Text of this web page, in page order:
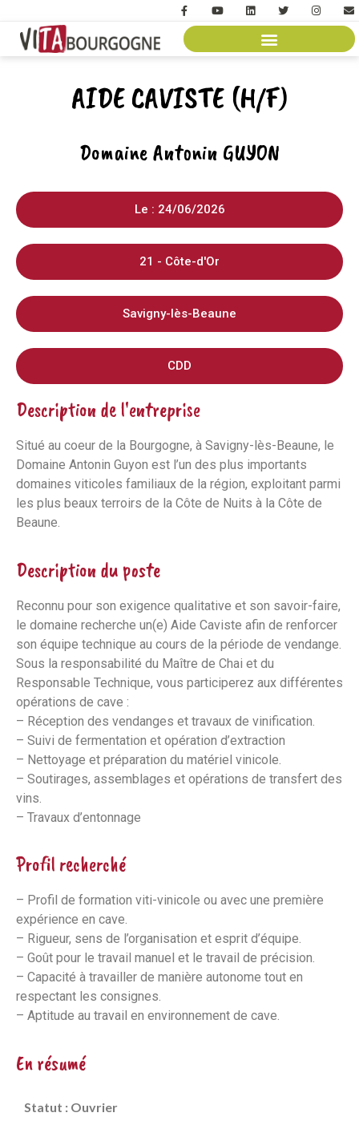
AIDE CAVISTE (H/F)
Domaine Antonin GUYON
Le : 24/06/2026
21 - Côte-d'Or
Savigny-lès-Beaune
CDD
Description de l'entreprise
Situé au coeur de la Bourgogne, à Savigny-lès-Beaune, le
Domaine Antonin Guyon est l’un des plus importants
domaines viticoles familiaux de la région, exploitant parmi
les plus beaux terroirs de la Côte de Nuits à la Côte de
Beaune.
Description du poste
Reconnu pour son exigence qualitative et son savoir-faire,
le domaine recherche un(e) Aide Caviste afin de renforcer
son équipe technique au cours de la période de vendange.
Sous la responsabilité du Maître de Chai et du
Responsable Technique, vous participerez aux différentes
opérations de cave :
– Réception des vendanges et travaux de vinification.
– Suivi de fermentation et opération d’extraction
– Nettoyage et préparation du matériel vinicole.
– Soutirages, assemblages et opérations de transfert des
vins.
– Travaux d’entonnage
Profil recherché
– Profil de formation viti-vinicole ou avec une première
expérience en cave.
– Rigueur, sens de l’organisation et esprit d’équipe.
– Goût pour le travail manuel et le travail de précision.
– Capacité à travailler de manière autonome tout en
respectant les consignes.
– Aptitude au travail en environnement de cave.
En résumé
Statut : Ouvrier